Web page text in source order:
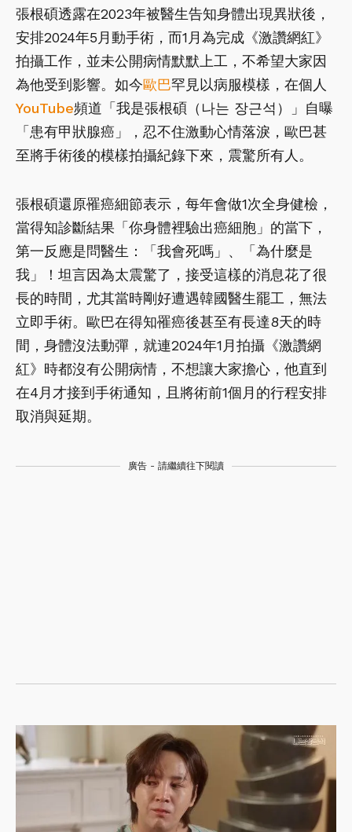
張根碩透露在2023年被醫生告知身體出現異狀後，
安排2024年5月動手術，而1月為完成《激讚網紅》
拍攝工作，並未公開病情默默上工，不希望大家因
為他受到影響。如今歐巴罕見以病服模樣，在個人
YouTube頻道「我是張根碩（나는 장근석）」自曝
「患有甲狀腺癌」，忍不住激動心情落淚，歐巴甚
至將手術後的模樣拍攝紀錄下來，震驚所有人。
張根碩還原罹癌細節表示，每年會做1次全身健檢，
當得知診斷結果「你身體裡驗出癌細胞」的當下，
第一反應是問醫生：「我會死嗎」、「為什麼是
我」！坦言因為太震驚了，接受這樣的消息花了很
長的時間，尤其當時剛好遭遇韓國醫生罷工，無法
立即手術。歐巴在得知罹癌後甚至有長達8天的時
間，身體沒法動彈，就連2024年1月拍攝《激讚網
紅》時都沒有公開病情，不想讓大家擔心，他直到
在4月才接到手術通知，且將術前1個月的行程安排
取消與延期。
廣告 - 請繼續往下閱讀